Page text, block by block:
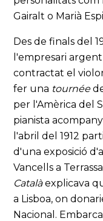
Gairalt o Marià
Des de finals del
l'empresari
contractat el
fer una tournée
per l'Amèrica del
pianista
l'abril del 1912
d'una exposició
Vancells a
Catalàexplicava
a Lisboa, on
Nacional.